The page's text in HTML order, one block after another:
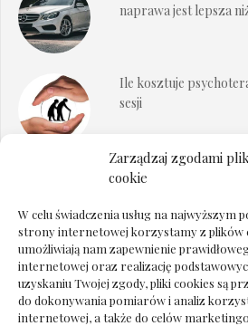
Zarządzaj zgodami
cookie
W celu świadczenia usług na najwyższym
strony internetowej korzystamy z plików
umożliwiają nam zapewnienie
internetowej oraz realizację
uzyskaniu Twojej zgody, pliki cookies są
do dokonywania pomiarów i analiz
internetowej, a także do celów
naprawa jest lepsza
Ile kosztuje
sesji
Dokumenty do
Deska podłogowa do
pośpiechu